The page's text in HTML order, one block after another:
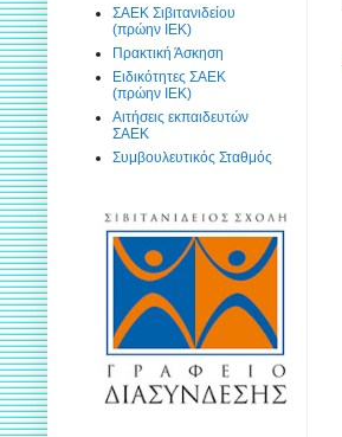
ΣΑΕΚ Σιβιτανιδείου
(πρώην ΙΕΚ)
Πρακτική Άσκηση
Ειδικότητες ΣΑΕΚ
(πρώην ΙΕΚ)
Αιτήσεις εκπαιδευτών
ΣΑΕΚ
Συμβουλευτικός Σταθμός